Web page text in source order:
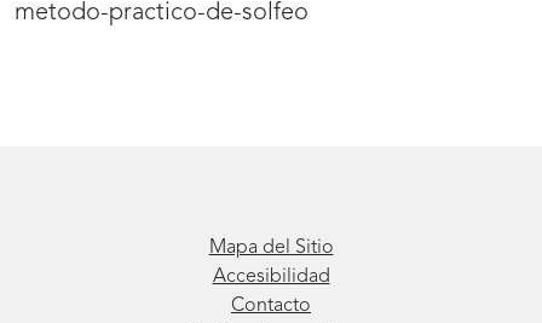
metodo-practico-de-solfeo
Mapa del Sitio
Accesibilidad
Contacto